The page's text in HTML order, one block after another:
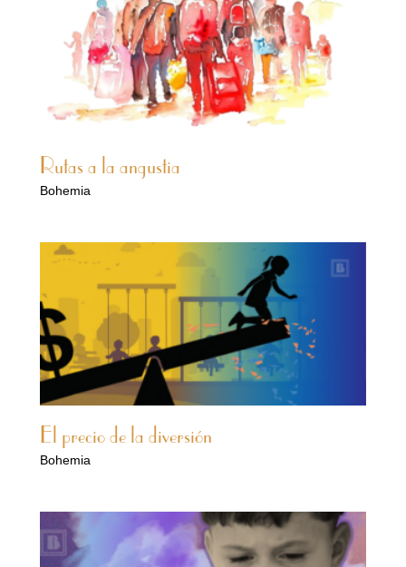
Rutas a la angustia
Bohemia
El precio de la diversión
Bohemia